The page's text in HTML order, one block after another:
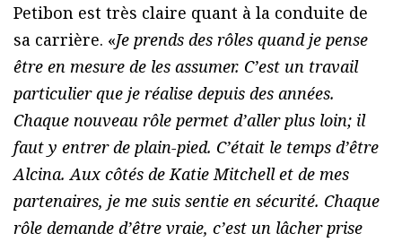
Petibon est très claire quant à la conduite de
sa carrière. «Je prends des rôles quand je pense
être en mesure de les assumer. C’est un travail
particulier que je réalise depuis des années.
Chaque nouveau rôle permet d’aller plus loin; il
faut y entrer de plain-pied. C’était le temps d’être
Alcina. Aux côtés de Katie Mitchell et de mes
partenaires, je me suis sentie en sécurité. Chaque
rôle demande d’être vraie, c’est un lâcher prise